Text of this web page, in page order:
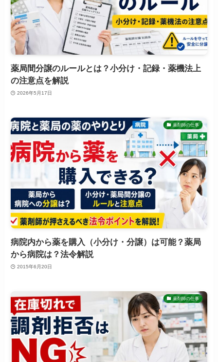
薬局間分譲のルールとは？小分け・記録・薬機法上
の注意点を解説
2026年5月17日
薬剤師の仕事
病院内から薬を購入（小分け・分譲）は可能？薬局
から病院は？法令解説
2015年6月20日
薬剤師の仕事